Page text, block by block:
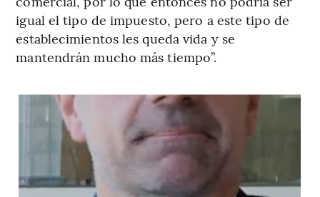
igual el tipo de impuesto, pero a este tipo de
establecimientos les queda vida y se
mantendrán mucho más tiempo”.